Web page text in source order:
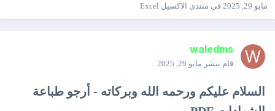
مايو 29, 2025
في منتدى الاكسيل Excel
waledms
قام بنشر مايو 29, 2025
السلام عليكم ورحمه الله وبركاته - أرجو طباعة